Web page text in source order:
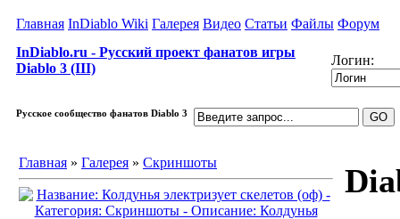
Главная InDiablo Wiki Галерея Видео Статьи Файлы Форум
InDiablo.ru - Русский проект фанатов игры
Diablo 3 (III)
Логин:
Русское сообщество фанатов Diablo 3
Главная » Галерея » Скриншоты